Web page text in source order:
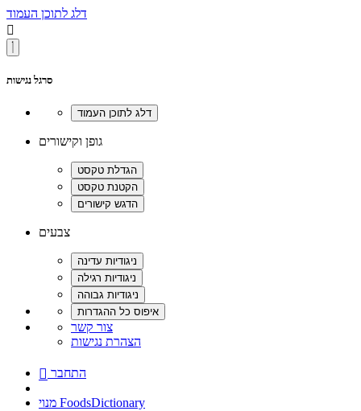
דלג לתוכן העמוד

סרגל נגישות
גופן וקישורים
צבעים
צור קשר
הצהרת נגישות
 התחבר
מנוי FoodsDictionary